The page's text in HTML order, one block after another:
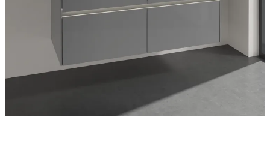
Fonta nippelrør 1/2" x
199
Klikk & Hent
V&b collaro
skuffer hvit matt
Bestillingsvare
Klikk & Hent